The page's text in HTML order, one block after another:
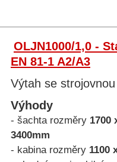
OLJN1000/1,0 -
EN 81-1 A2/A3
Výtah se
Výhody
- šachta rozměry 1700
3400mm
- kabina rozměry 1100